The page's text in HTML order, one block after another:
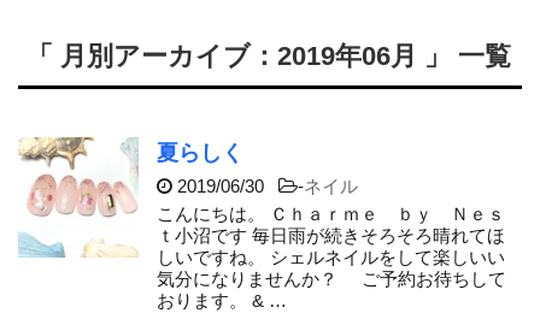
「 月別アーカイブ：2019年06月 」 一覧
夏らしく
2019/06/30 -ネイル
こんにちは。 Ｃｈａｒｍｅ ｂｙ Ｎｅｓ
ｔ小沼です 毎日雨が続きそろそろ晴れてほ
しいですね。 シェルネイルをして楽しいい
気分になりませんか？ ご予約お待ちして
おります。 & …